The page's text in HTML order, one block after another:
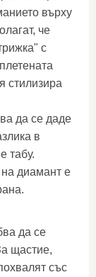
върху
че
с
стилизира
да се даде
в
табу.
диамант е
да се
щастие,
със